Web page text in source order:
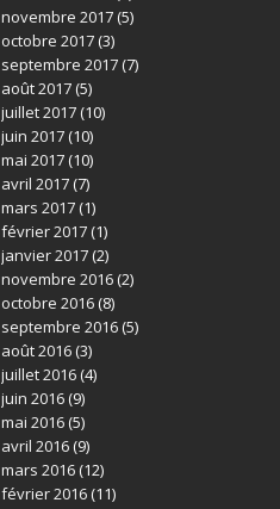
novembre 2017(5)
octobre 2017(3)
septembre 2017(7)
août 2017(5)
juillet 2017(10)
juin 2017(10)
mai 2017(10)
avril 2017(7)
mars 2017(1)
février 2017(1)
janvier 2017(2)
novembre 2016(2)
octobre 2016(8)
septembre 2016(5)
août 2016(3)
juillet 2016(4)
juin 2016(9)
mai 2016(5)
avril 2016(9)
mars 2016(12)
février 2016(11)